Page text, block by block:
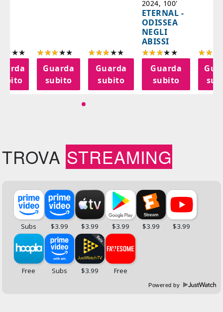
Guarda
subito
Guarda
subito
2024, 100'
ETERNAL -
ODISSEA
NEGLI
ABISSI
Guarda
subito
TROVA STREAMING
Powered by